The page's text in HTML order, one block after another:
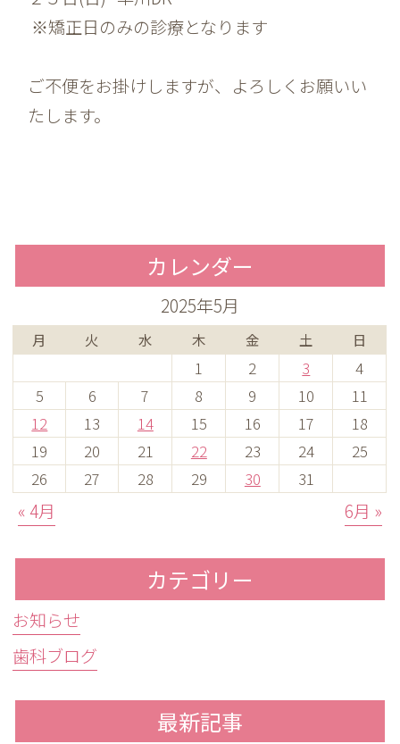
※矯正日のみの診療となります
ご不便をお掛けしますが、よろしくお願いい
たします。
カレンダー
2025年5月
月 火 水 木 金 土 日
1 2 3
4
5
6 7 8 9 10
11
12
13 14 15 16 17
18
19
20 21 22 23 24
25
26
27 28 29 30 31
« 4月 6月 »
カテゴリー
お知らせ
歯科ブログ
最新記事